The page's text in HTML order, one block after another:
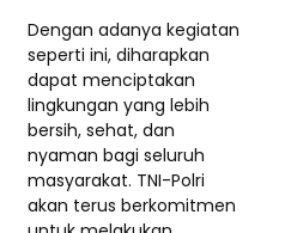
Dengan adanya kegiatan
seperti ini, diharapkan
dapat menciptakan
lingkungan yang lebih
bersih, sehat, dan
nyaman bagi seluruh
masyarakat. TNI-Polri
akan terus berkomitmen